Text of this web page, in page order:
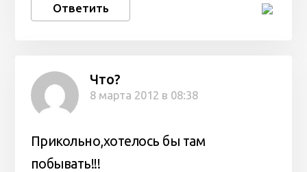
Ответить
Что?
8 марта 2012 в 08:38
Прикольно,хотелось бы там
побывать!!!